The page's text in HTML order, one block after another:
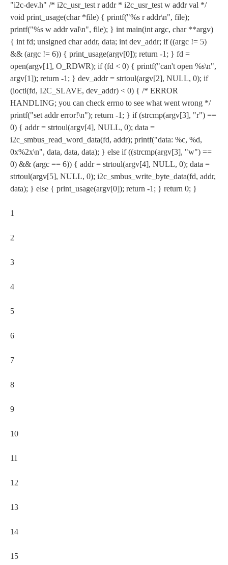
"i2c-dev.h" /* i2c_usr_test r addr * i2c_usr_test w addr val */
void print_usage(char *file) { printf("%s r addr\n", file);
printf("%s w addr val\n", file); } int main(int argc, char **argv)
{ int fd; unsigned char addr, data; int dev_addr; if ((argc != 5)
&& (argc != 6)) { print_usage(argv[0]); return -1; } fd =
open(argv[1], O_RDWR); if (fd < 0) { printf("can't open %s\n",
argv[1]); return -1; } dev_addr = strtoul(argv[2], NULL, 0); if
(ioctl(fd, I2C_SLAVE, dev_addr) < 0) { /* ERROR
HANDLING; you can check errno to see what went wrong */
printf("set addr error!\n"); return -1; } if (strcmp(argv[3], "r") ==
0) { addr = strtoul(argv[4], NULL, 0); data =
i2c_smbus_read_word_data(fd, addr); printf("data: %c, %d,
0x%2x\n", data, data, data); } else if ((strcmp(argv[3], "w") ==
0) && (argc == 6)) { addr = strtoul(argv[4], NULL, 0); data =
strtoul(argv[5], NULL, 0); i2c_smbus_write_byte_data(fd, addr,
data); } else { print_usage(argv[0]); return -1; } return 0; }
1
2
3
4
5
6
7
8
9
10
11
12
13
14
15